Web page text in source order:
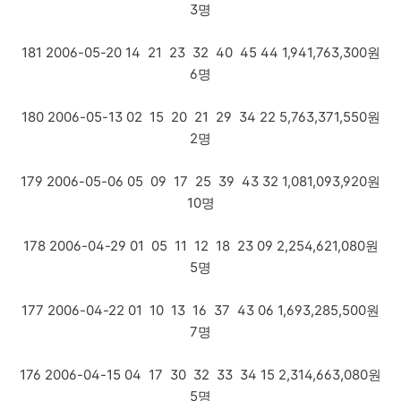
3명
181 2006-05-20 14 21 23 32 40 45 44 1,941,763,300원
6명
180 2006-05-13 02 15 20 21 29 34 22 5,763,371,550원
2명
179 2006-05-06 05 09 17 25 39 43 32 1,081,093,920원
10명
178 2006-04-29 01 05 11 12 18 23 09 2,254,621,080원
5명
177 2006-04-22 01 10 13 16 37 43 06 1,693,285,500원
7명
176 2006-04-15 04 17 30 32 33 34 15 2,314,663,080원
5명